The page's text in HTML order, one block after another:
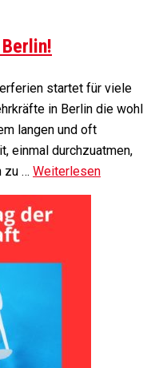
startet für viele
in Berlin die wohl
langen und oft
einmal durchzuatmen,
zu … Weiterlesen